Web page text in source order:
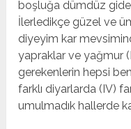
boşluğa dümdüz
İlerledikçe güzel ve
diyeyim kar
yapraklar ve yağmur
gerekenlerin hepsi
farklı diyarlarda (IV)
umulmadık hallerde